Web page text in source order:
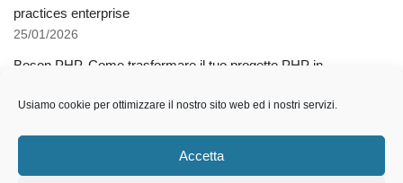
Usiamo cookie per ottimizzare il nostro sito web ed i nostri servizi.
Accetta
practices enterprise
25/01/2026
Boson PHP. Come trasformare il tuo progetto PHP in
03/12/2025
Come l’AI libera dalla schiavitù della specializzazione